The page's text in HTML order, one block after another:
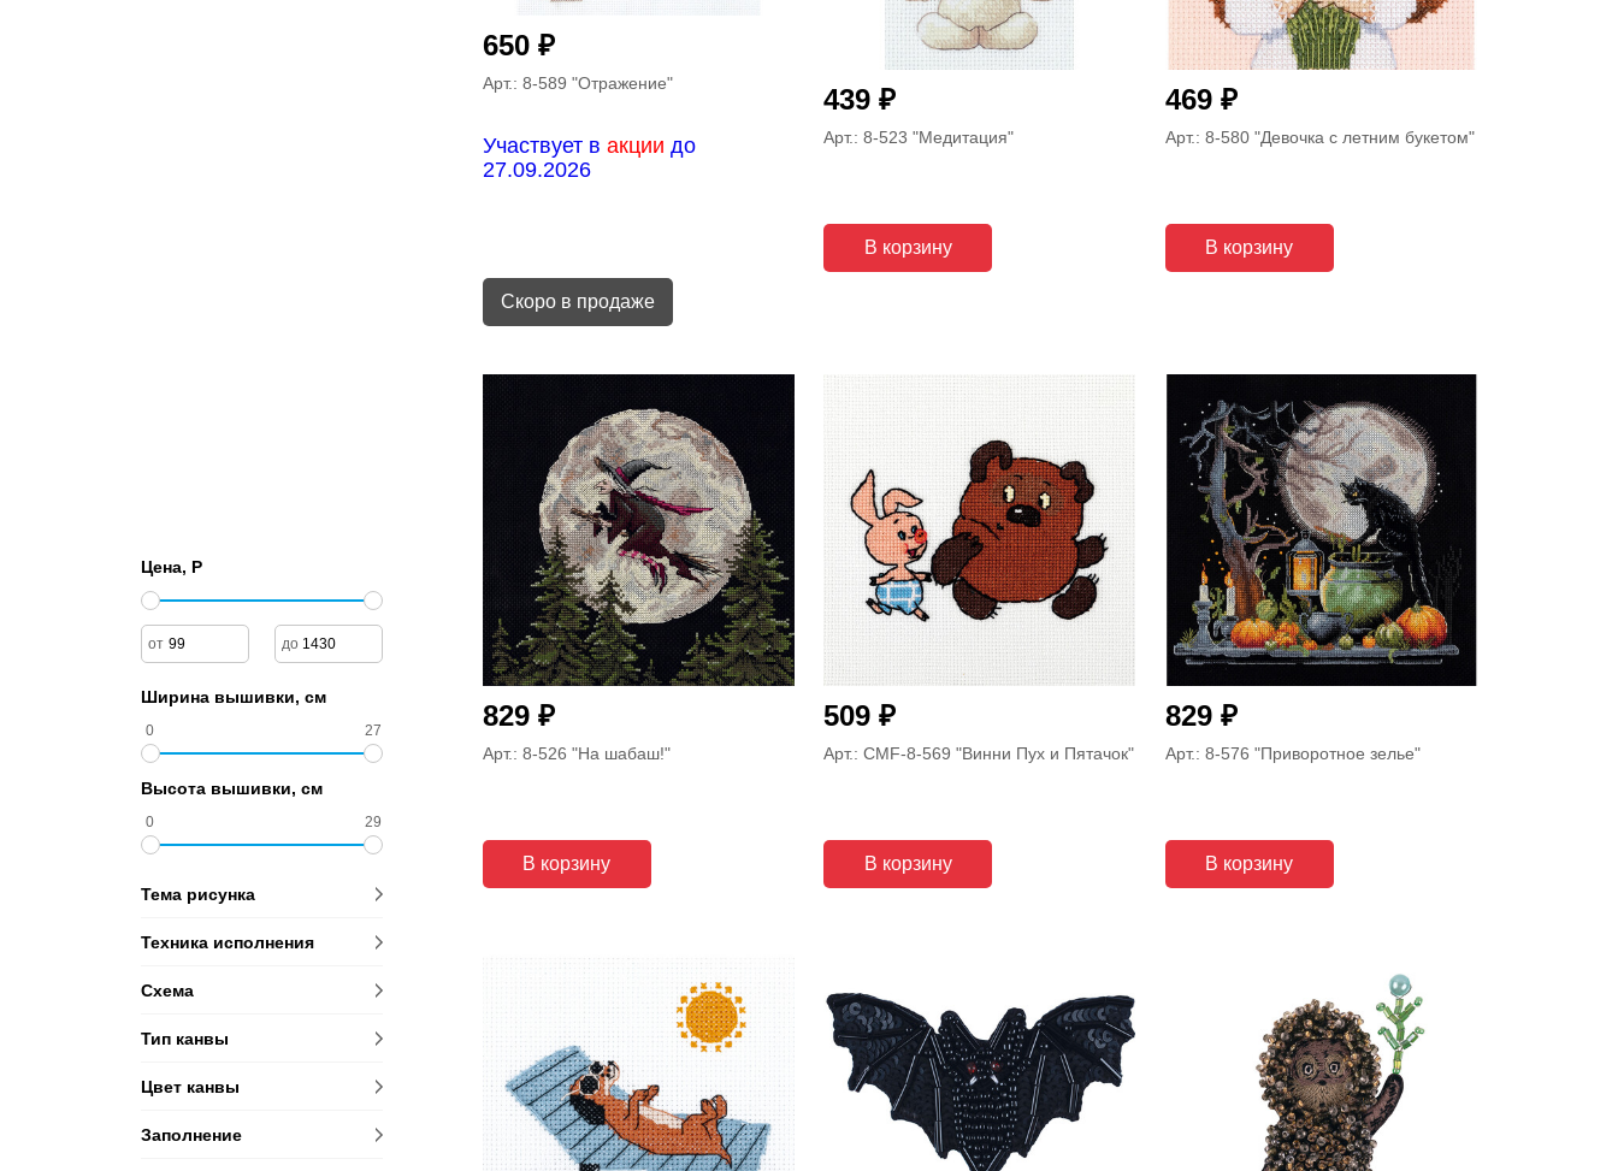
Цена, Р
Ширина вышивки, см
0 27
Высота вышивки, см
0 29
Тема рисунка
Техника исполнения
Схема
Тип канвы
Цвет канвы
Заполнение
650 ₽
Арт.: 8-589 "Отражение"
Участвует в акции до
27.09.2026
Скоро в продаже
439₽
Арт.: 8-523"Медитация"
В корзину
469 ₽
Арт.: 8-580 "Девочка с летним букетом"
В корзину
829 ₽
Арт.: 8-526 "На шабаш!"
В корзину
509₽
Арт.: CMF-8-569"Винни Пух и Пятачок"
В корзину
829 ₽
Арт.: 8-576 "Приворотное зелье"
В корзину